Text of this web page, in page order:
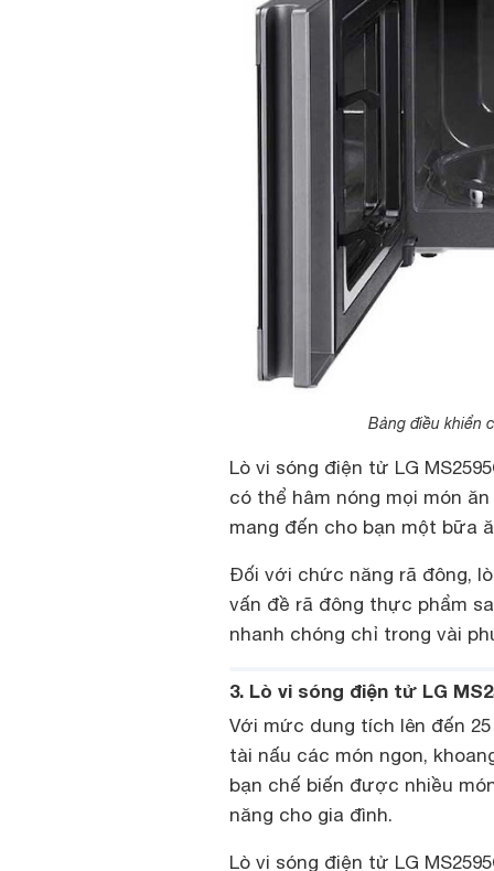
Bảng điều khiển
Lò vi sóng điện tử LG
có thể hâm nóng mọi món
mang đến cho bạn một bữa
Đối với chức năng rã đông,
vấn đề rã đông thực phẩm
nhanh chóng chỉ trong vài
3. Lò vi sóng điện tử LG
Với mức dung tích lên đến
tài nấu các món ngon,
bạn chế biến được nhiều
năng cho gia đình.
Lò vi sóng điện tử LG